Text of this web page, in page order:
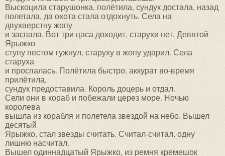
Выскоцила старушонка, полётила, сундук достала, назад
полетала, да охота стала отдохнуть. Села на
двухверстну жопу
и заспала. Вот три цаса доходит, старухи нет. Девятой
Ярыжко
ступу пестом гужнул, старуху в жопу ударил. Села
старуха
и проспалась. Полётила быстро, аккурат во-время
прилётила,
сундук предоставила. Король доцерь и отдал.
Сели они в кораб и побежали церез море. Ночью
королева
вышла из корабля и полетела звездой на небо. Вышел
десятый
Ярыжко, стал звезды считать. Считал-считал, одну
лишню насчитал.
Вышел одиннадцатый Ярыжко, из ремня кремешок